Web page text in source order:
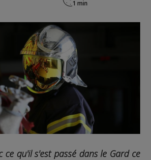
ce qu'il s'est passé dans le Gard ce